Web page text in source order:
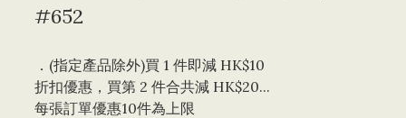
#652
．(指定產品除外)買 1 件即減 HK$10
折扣優惠，買第 2 件合共減 HK$20...
每張訂單優惠10件為上限